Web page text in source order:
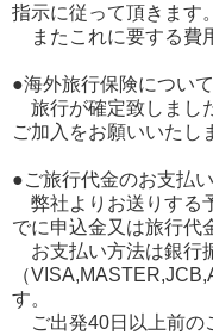
指示に従って頂きます。
またこれに要する費
●海外旅行保険について
旅行が確定致しまし
ご加入をお願いいたし
●ご旅行代金のお支払
弊社よりお送りする
でに申込金又は旅行代
お支払い方法は銀行
（
す。
ご出発40日以上前の